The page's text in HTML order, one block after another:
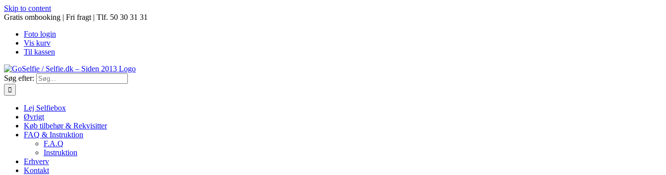
Skip to content
Gratis ombooking | Fri fragt | Tlf. 50 30 31 31
Foto login
Vis kurv
Til kassen
Søg efter:
Lej Selfiebox
Øvrigt
Køb tilbehør & Rekvisitter
FAQ & Instruktion
F.A.Q
Instruktion
Erhverv
Kontakt